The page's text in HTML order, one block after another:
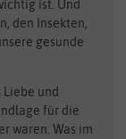
Freudenberger
ist. Und
den Insekten,
gesunde
Liebe und
für die
waren. Was im